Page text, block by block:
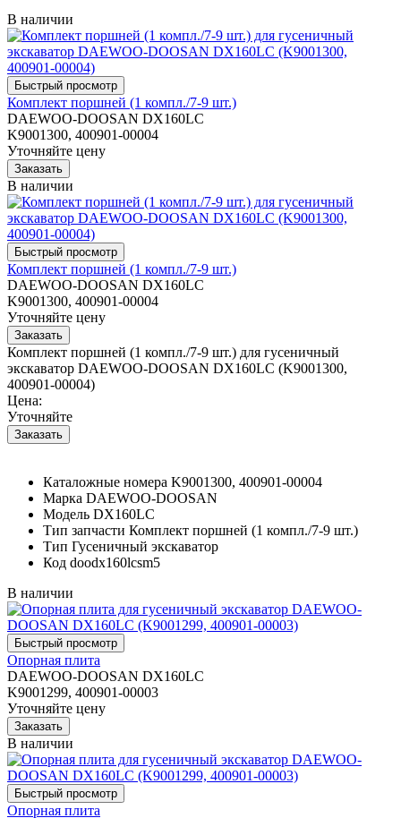
В наличии
Комплект поршней (1 компл./7-9 шт.)
DAEWOO-DOOSAN DX160LC
K9001300, 400901-00004
Уточняйте цену
В наличии
Комплект поршней (1 компл./7-9 шт.)
DAEWOO-DOOSAN DX160LC
K9001300, 400901-00004
Уточняйте цену
Комплект поршней (1 компл./7-9 шт.) для гусеничный
экскаватор DAEWOO-DOOSAN DX160LC (K9001300,
400901-00004)
Цена:
Уточняйте
Каталожные номера K9001300, 400901-00004
Марка DAEWOO-DOOSAN
Модель DX160LC
Тип запчасти Комплект поршней (1 компл./7-9 шт.)
Тип Гусеничный экскаватор
Код doodx160lcsm5
В наличии
Опорная плита
DAEWOO-DOOSAN DX160LC
K9001299, 400901-00003
Уточняйте цену
В наличии
Опорная плита